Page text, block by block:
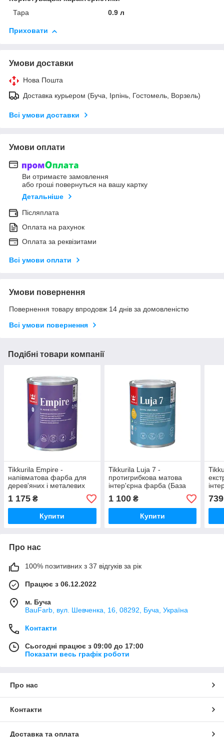
Тара
0.9 л
Приховати
Умови доставки
Нова Пошта
Доставка курьером (Буча, Ірпінь, Гостомель, Ворзель)
Всі умови доставки
Умови оплати
Ви отримаєте замовлення
або гроші повернуться на вашу картку
Детальніше
Післяплата
Оплата на рахунок
Оплата за реквізитами
Всі умови оплати
Умови повернення
Повернення товару впродовж 14 днів за домовленістю
Всі умови повернення
Подібні товари компанії
Tikkurila Empire -
напівматова фарба для
дерев'яних і металевих
меблів (База А), 0,9 л
1 175 ₴
Купити
Tikkurila Luja 7 -
протигрибкова матова
інтер'єрна фарба (База
А), 0,9 л
1 100₴
Купити
А),
739
Про нас
100% позитивних з 37 відгуків за рік
Працює з 06.12.2022
м. Буча
BauFarb, вул. Шевченка, 16, 08292, Буча, Україна
Контакти
Сьогодні працює з 09:00 до 17:00
Показати весь графік роботи
Про нас
Контакти
Доставка та оплата